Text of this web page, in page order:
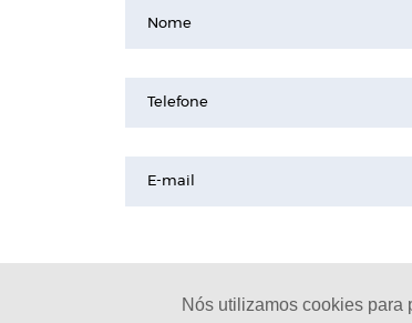
Nome
Telefone
E-mail
Nós utilizamos cookies para